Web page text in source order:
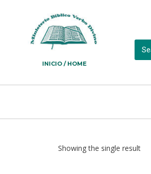
INICIO / HOME
Showing the single result